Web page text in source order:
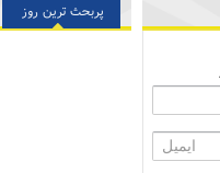
پربحث ترین روز